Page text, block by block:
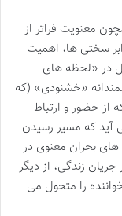
معنویت فراتر از
سختی ها، اهمیت
در «لحظه های
«خشنودی» (که
حضور و ارتباط
که مسیر رسیدن
های بحران معنوی در
زندگی، از دیگر
را متحول می